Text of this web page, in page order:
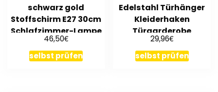
schwarz gold
Stoffschirm E27 30cm
Schlafzimmer-Lampe
Wohnzimmer
46,50€
selbst prüfen
Edelstahl Türhänger
Kleiderhaken
Türgarderobe
Garderobenhaken
29,96€
selbst prüfen